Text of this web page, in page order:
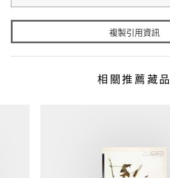
複製引用資訊
相關推薦藏品